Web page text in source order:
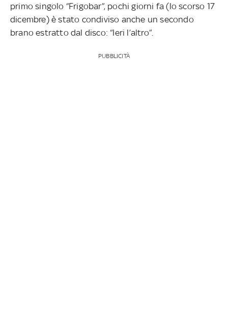
primo singolo “Frigobar”, pochi giorni fa (lo scorso 17
dicembre) è stato condiviso anche un secondo
brano estratto dal disco: “Ieri l’altro”.
PUBBLICITÀ